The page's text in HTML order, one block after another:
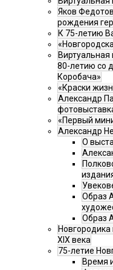
Яков
рождения
К 75-летию
80-летию со
Коробача»
«Краски
Александр
«Первый
Александр
О
Образ
Образ
XIX века
75-летие
Время